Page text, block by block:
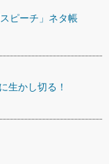
ピーチ」ネタ帳
生かし切る！